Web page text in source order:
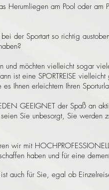
Herumliegen am Pool oder am
der Sportart so richtig
möchten vielleicht sogar
ist eine SPORTREISE vielleicht
Ihnen erleichtern Ihren
GEEIGNET der Spaß an
Sie unbesorgt, Sie werden
wir mit
haben und für eine
auch für Sie, egal ob